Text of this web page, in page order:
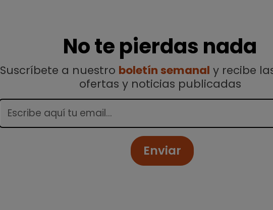
No te pierdas nada
Suscríbete a nuestro boletín semanal y recibe
ofertas y noticias publicadas
Enviar